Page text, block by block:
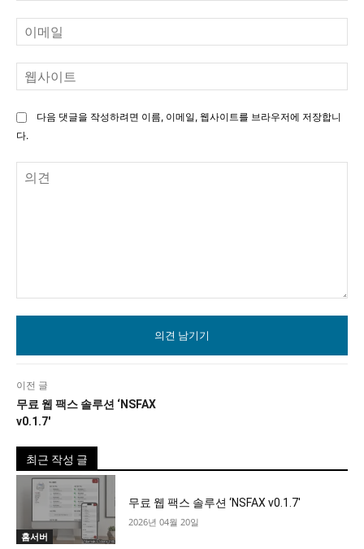
메
일
사
다음 댓글을 작성하려면 이름, 이메일, 웹사이트를 브라우저에 저장합니
다.
이전 글
무료 웹 팩스 솔루션 ‘NSFAX
v0.1.7′
최근 작성 글
홈서버
무료 웹 팩스 솔루션 ‘NSFAX v0.1.7′
2026년 04월 20일